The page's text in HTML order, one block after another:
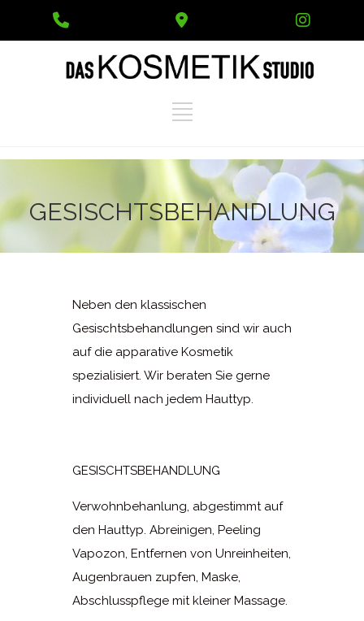
GESISCHTSBEHANDLUNG
Neben den klassischen
Gesischtsbehandlungen sind wir auch
auf die apparative Kosmetik
spezialisiert. Wir beraten Sie gerne
individuell nach jedem Hauttyp.
GESISCHTSBEHANDLUNG
Verwohnbehanlung, abgestimmt auf
den Hauttyp. Abreinigen, Peeling
Vapozon, Entfernen von Unreinheiten,
Augenbrauen zupfen, Maske,
Abschlusspflege mit kleiner Massage.
Number
for
Maps